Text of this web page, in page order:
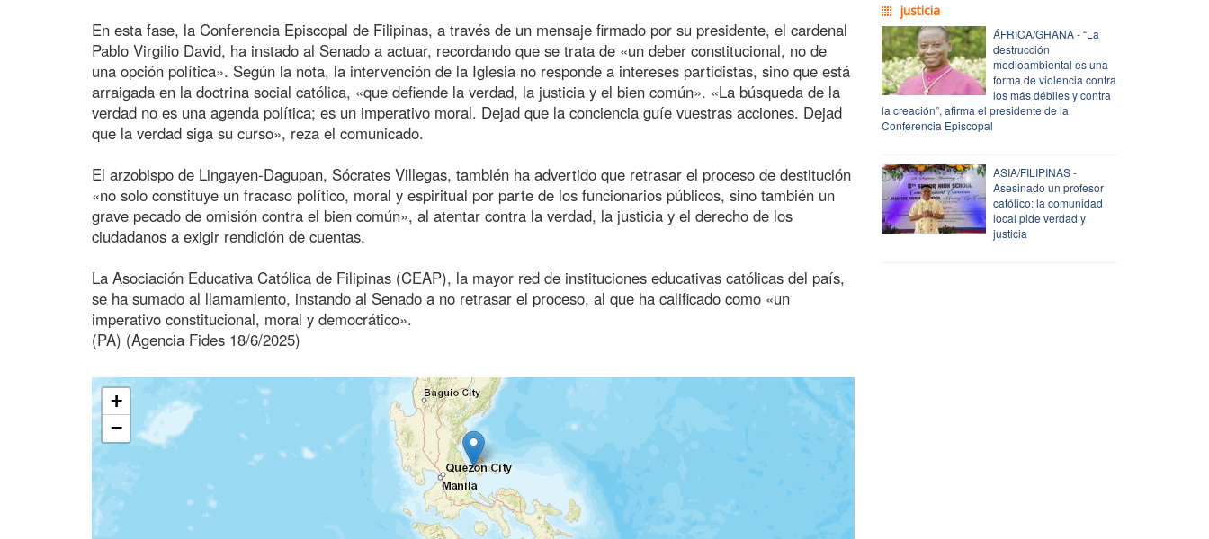
En esta fase, la Conferencia Episcopal de Filipinas, a través de un mensaje firmado por su presidente, el cardenal
Pablo Virgilio David, ha instado al Senado a actuar, recordando que se trata de «un deber constitucional, no de
una opción política». Según la nota, la intervención de la Iglesia no responde a intereses partidistas, sino que está
arraigada en la doctrina social católica, «que defiende la verdad, la justicia y el bien común». «La búsqueda de la
verdad no es una agenda política; es un imperativo moral. Dejad que la conciencia guíe vuestras acciones. Dejad
que la verdad siga su curso», reza el comunicado.
El arzobispo de Lingayen-Dagupan, Sócrates Villegas, también ha advertido que retrasar el proceso de destitución
«no solo constituye un fracaso político, moral y espiritual por parte de los funcionarios públicos, sino también un
grave pecado de omisión contra el bien común», al atentar contra la verdad, la justicia y el derecho de los
ciudadanos a exigir rendición de cuentas.
La Asociación Educativa Católica de Filipinas (CEAP), la mayor red de instituciones educativas católicas del país,
se ha sumado al llamamiento, instando al Senado a no retrasar el proceso, al que ha calificado como «un
imperativo constitucional, moral y democrático».
(PA) (Agencia Fides 18/6/2025)
+
−
justicia
ÁFRICA/GHANA - “La
destrucción
medioambiental es una
forma de violencia contra
los más débiles y contra
la creación”, afirma el presidente de la
Conferencia Episcopal
ASIA/FILIPINAS -
Asesinado un profesor
católico: la comunidad
local pide verdad y
justicia